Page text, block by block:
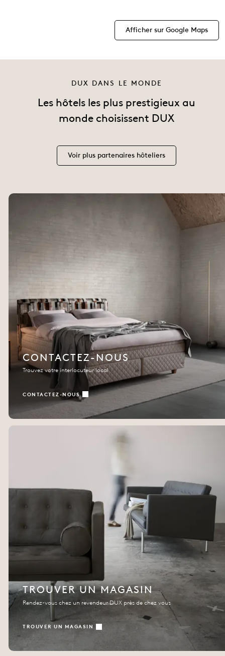
Afficher sur Google Maps
DUX DANS LE MONDE
Les hôtels les plus prestigieux au
monde choisissent DUX
Voir plus partenaires hôteliers
CONTACTEZ-NOUS
Trouvez votre interlocuteur local
CONTACTEZ-NOUS
TROUVER UN MAGASIN
Rendez-vous chez un revendeur DUX près de chez vous
TROUVER UN MAGASIN